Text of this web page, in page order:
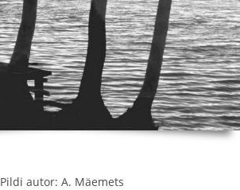
Pildi autor: A. Mäemets